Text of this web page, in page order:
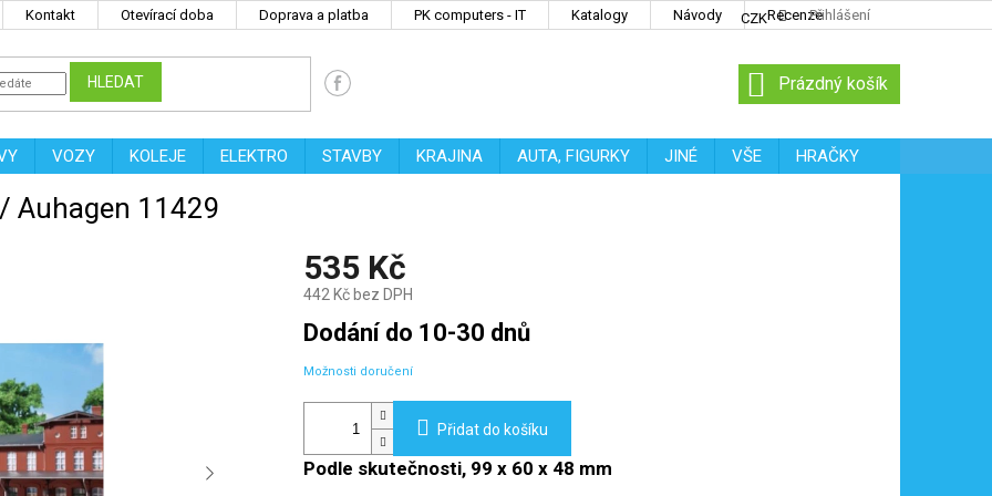
Kontakt Otevírací doba Doprava a platba PK computers - IT Katalogy Návody Recenze
CZK Přihlášení
HLEDAT
NÁKUPNÍ
KOŠÍK
Prázdný košík
VOZY KOLEJE ELEKTRO STAVBY KRAJINA AUTA, FIGURKY JINÉ VŠE
HRAČKY
Auhagen 11429
535 Kč
442 Kč bez DPH
Měrná
cena:
Dodání do 10-30 dnů
Možnosti doručení
Přidat do košíku
Podle skutečnosti, 99 x 60 x 48 mm